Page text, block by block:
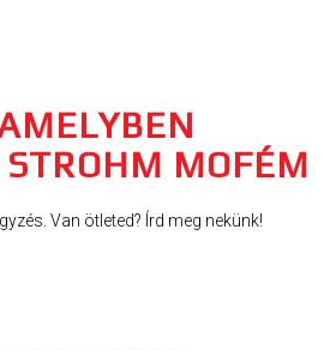
MOFÉM
Van ötleted? Írd meg nekünk!